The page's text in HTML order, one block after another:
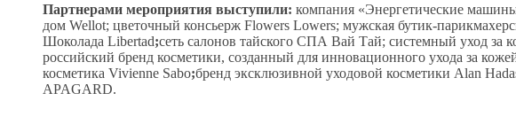
Партнерами мероприятия выступили: компания «Энергетические
дом Wellot; цветочный консьерж Flowers Lowers; мужская бутик-
Шоколада Libertad;сеть салонов тайского СПА Вай Тай; системный уход
российский бренд косметики, созданный для инновационного ухода за
косметика Vivienne Sabo;бренд эксклюзивной уходовой косметики Alan
APAGARD.